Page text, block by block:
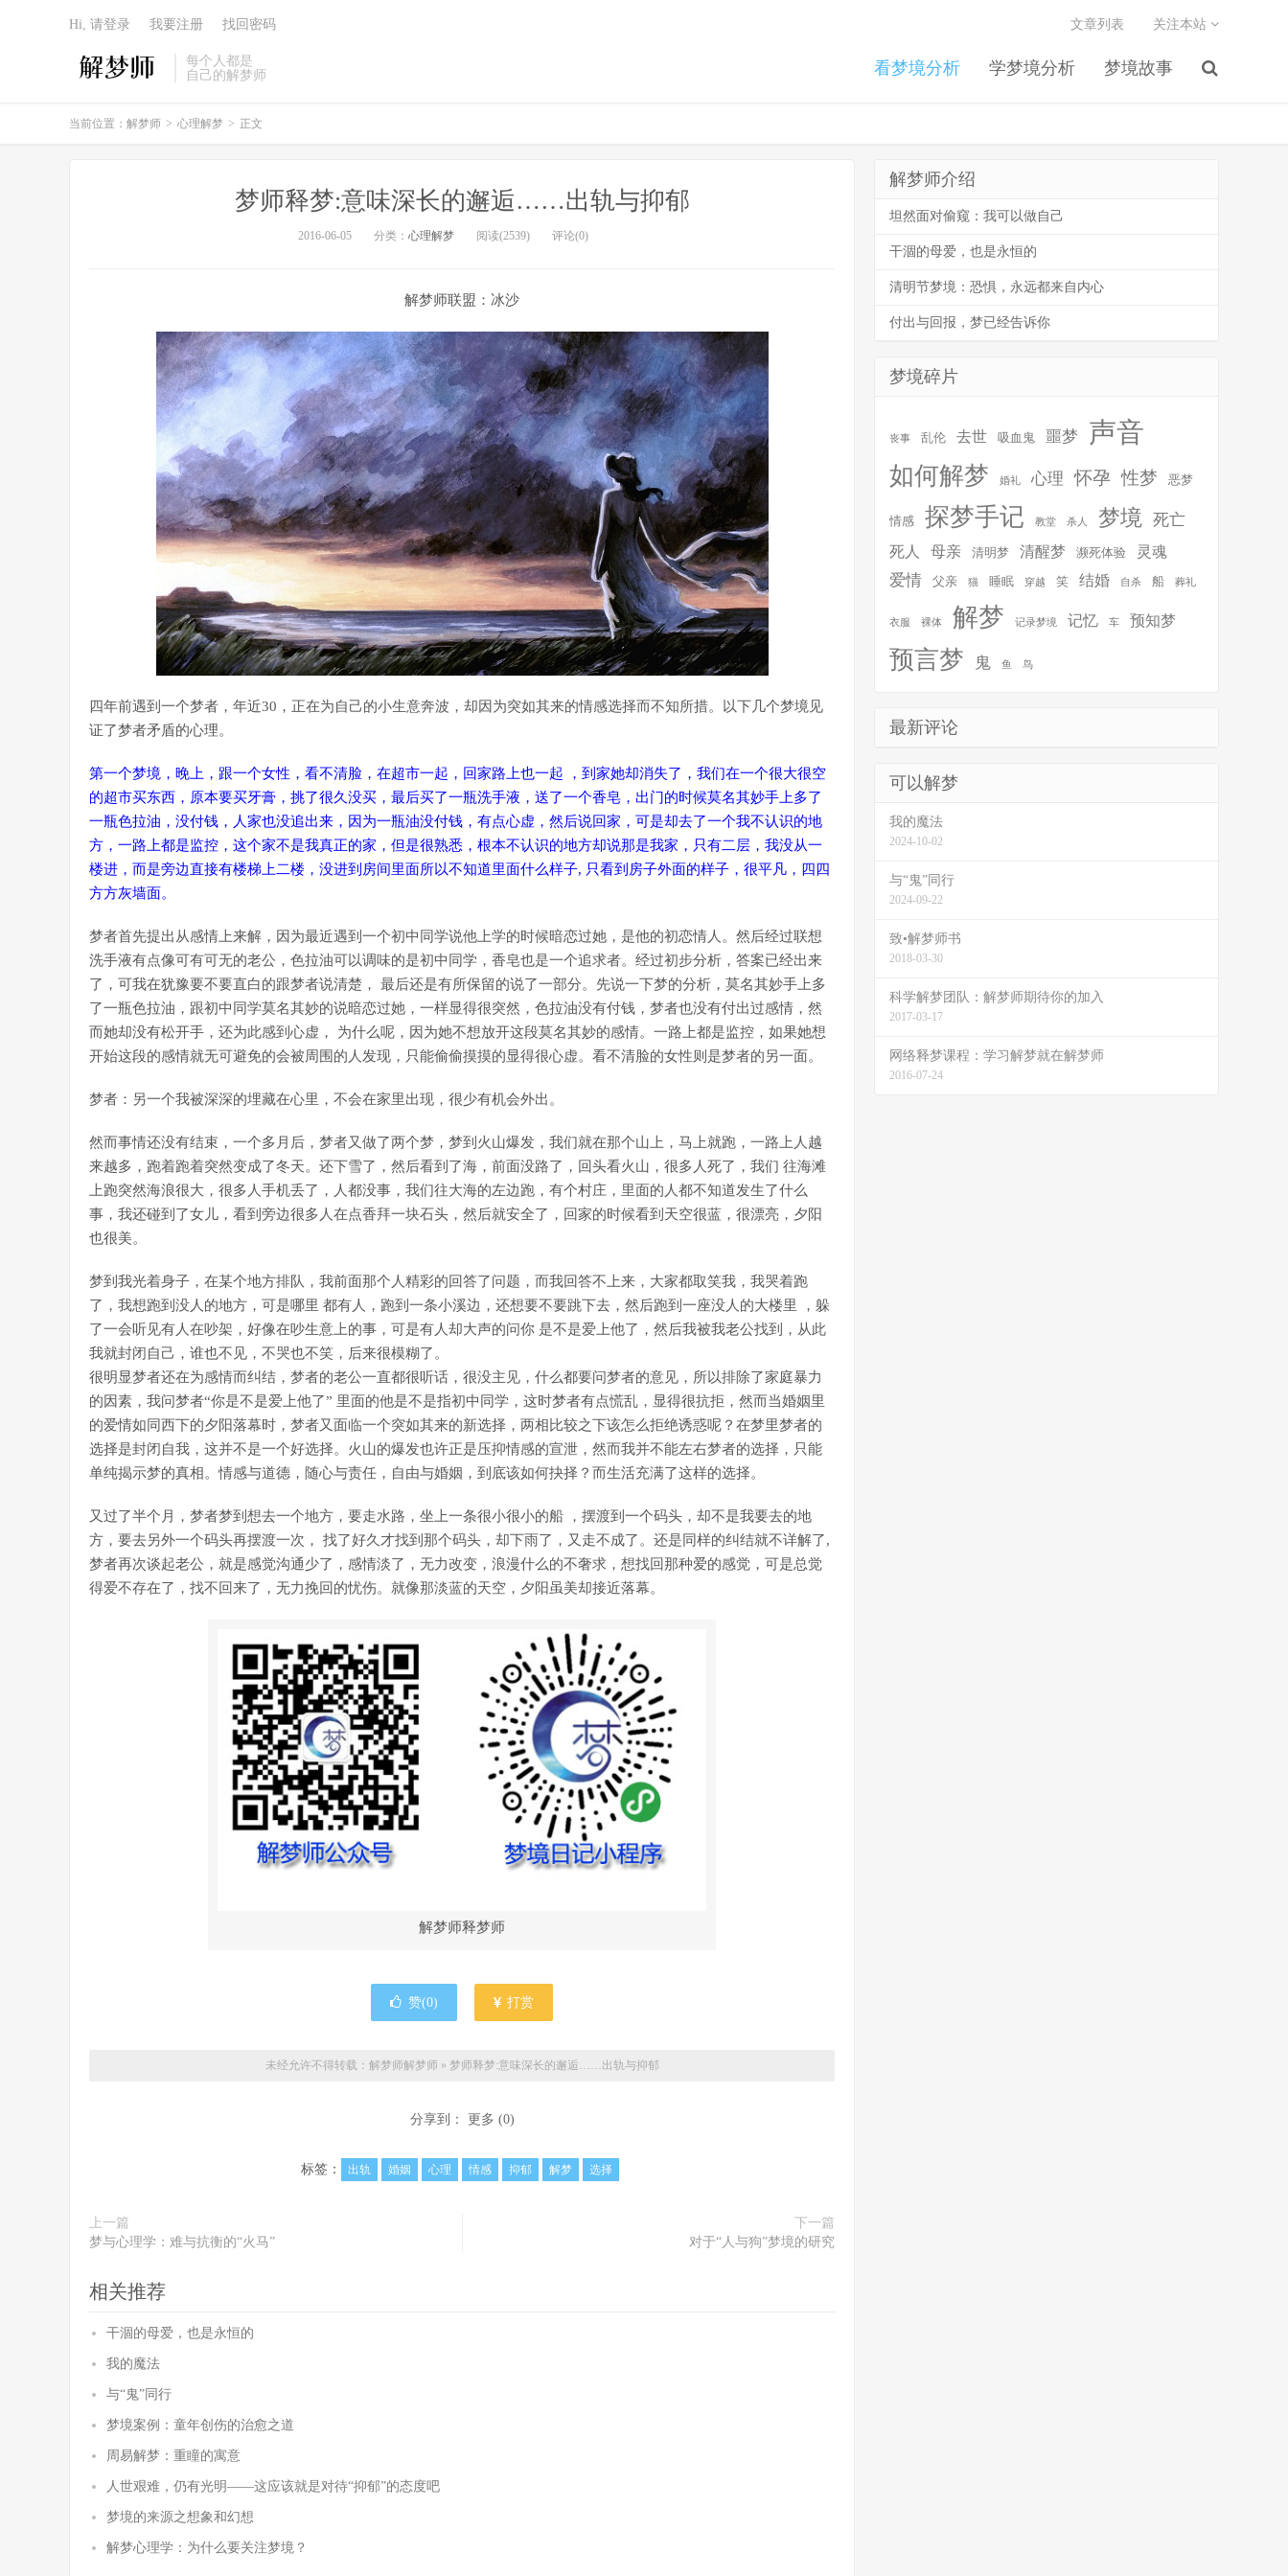
每个人都是
自己的解梦师
看梦境分析 学梦境分析 梦境故事
文章列表 关注本站
Hi, 请登录 我要注册 找回密码
当前位置： 解梦师 > 心理解梦 > 正文
梦师释梦:意味深长的邂逅……出轨与抑郁
2016-06-05 分类： 心理解梦 阅读(2539) 评论(0)
解梦师联盟：冰沙
四年前遇到一个梦者，年近30，正在为自己的小生意奔波，却因为突如其来的情感选择而不知所措。以下几个梦境见
证了梦者矛盾的心理。
第一个梦境，晚上，跟一个女性，看不清脸，在超市一起，回家路上也一起 ，到家她却消失了，我们在一个很大很空
的超市买东西，原本要买牙膏，挑了很久没买，最后买了一瓶洗手液，送了一个香皂，出门的时候莫名其妙手上多了
一瓶色拉油，没付钱，人家也没追出来，因为一瓶油没付钱，有点心虚，然后说回家，可是却去了一个我不认识的地
方，一路上都是监控，这个家不是我真正的家，但是很熟悉，根本不认识的地方却说那是我家，只有二层，我没从一
楼进，而是旁边直接有楼梯上二楼，没进到房间里面所以不知道里面什么样子, 只看到房子外面的样子，很平凡，四四
方方灰墙面。
梦者首先提出从感情上来解，因为最近遇到一个初中同学说他上学的时候暗恋过她，是他的初恋情人。然后经过联想
洗手液有点像可有可无的老公，色拉油可以调味的是初中同学，香皂也是一个追求者。经过初步分析，答案已经出来
了，可我在犹豫要不要直白的跟梦者说清楚， 最后还是有所保留的说了一部分。先说一下梦的分析，莫名其妙手上多
了一瓶色拉油，跟初中同学莫名其妙的说暗恋过她，一样显得很突然，色拉油没有付钱，梦者也没有付出过感情，然
而她却没有松开手，还为此感到心虚， 为什么呢，因为她不想放开这段莫名其妙的感情。一路上都是监控，如果她想
开始这段的感情就无可避免的会被周围的人发现，只能偷偷摸摸的显得很心虚。看不清脸的女性则是梦者的另一面。
梦者：另一个我被深深的埋藏在心里，不会在家里出现，很少有机会外出。
然而事情还没有结束，一个多月后，梦者又做了两个梦，梦到火山爆发，我们就在那个山上，马上就跑，一路上人越
来越多，跑着跑着突然变成了冬天。还下雪了，然后看到了海，前面没路了，回头看火山，很多人死了，我们 往海滩
上跑突然海浪很大，很多人手机丢了，人都没事，我们往大海的左边跑，有个村庄，里面的人都不知道发生了什么
事，我还碰到了女儿，看到旁边很多人在点香拜一块石头，然后就安全了，回家的时候看到天空很蓝，很漂亮，夕阳
也很美。
梦到我光着身子，在某个地方排队，我前面那个人精彩的回答了问题，而我回答不上来，大家都取笑我，我哭着跑
了，我想跑到没人的地方，可是哪里 都有人，跑到一条小溪边，还想要不要跳下去，然后跑到一座没人的大楼里 ，躲
了一会听见有人在吵架，好像在吵生意上的事，可是有人却大声的问你 是不是爱上他了，然后我被我老公找到，从此
我就封闭自己，谁也不见，不哭也不笑，后来很模糊了。
很明显梦者还在为感情而纠结，梦者的老公一直都很听话，很没主见，什么都要问梦者的意见，所以排除了家庭暴力
的因素，我问梦者“你是不是爱上他了” 里面的他是不是指初中同学，这时梦者有点慌乱，显得很抗拒，然而当婚姻里
的爱情如同西下的夕阳落幕时，梦者又面临一个突如其来的新选择，两相比较之下该怎么拒绝诱惑呢？在梦里梦者的
选择是封闭自我，这并不是一个好选择。火山的爆发也许正是压抑情感的宣泄，然而我并不能左右梦者的选择，只能
单纯揭示梦的真相。情感与道德，随心与责任，自由与婚姻，到底该如何抉择？而生活充满了这样的选择。
又过了半个月，梦者梦到想去一个地方，要走水路，坐上一条很小很小的船 ，摆渡到一个码头，却不是我要去的地
方，要去另外一个码头再摆渡一次， 找了好久才找到那个码头，却下雨了，又走不成了。还是同样的纠结就不详解了,
梦者再次谈起老公，就是感觉沟通少了，感情淡了，无力改变，浪漫什么的不奢求，想找回那种爱的感觉，可是总觉
得爱不存在了，找不回来了，无力挽回的忧伤。就像那淡蓝的天空，夕阳虽美却接近落幕。
解梦师释梦师
赞(0) 打赏
未经允许不得转载：解梦师解梦师 » 梦师释梦:意味深长的邂逅……出轨与抑郁
分享到： 更多 (0)
标签： 出轨 婚姻 心理 情感 抑郁 解梦 选择
上一篇
梦与心理学：难与抗衡的“火马”
下一篇
对于“人与狗”梦境的研究
相关推荐
干涸的母爱，也是永恒的
我的魔法
与“鬼”同行
梦境案例：童年创伤的治愈之道
周易解梦：重瞳的寓意
人世艰难，仍有光明——这应该就是对待“抑郁”的态度吧
梦境的来源之想象和幻想
解梦心理学：为什么要关注梦境？
解梦师介绍
坦然面对偷窥：我可以做自己
干涸的母爱，也是永恒的
清明节梦境：恐惧，永远都来自内心
付出与回报，梦已经告诉你
梦境碎片
丧事 乱伦 去世 吸血鬼 噩梦 声音
如何解梦 婚礼 心理 怀孕 性梦 恶梦
情感 探梦手记 教堂 杀人 梦境 死亡
死人 母亲 清明梦 清醒梦 濒死体验 灵魂
爱情 父亲 猫 睡眠 穿越 笑 结婚 自杀 船 葬礼
衣服 裸体 解梦 记录梦境 记忆 车 预知梦
预言梦 鬼 鱼 鸟
最新评论
可以解梦
我的魔法
2024-10-02
与“鬼”同行
2024-09-22
致•解梦师书
2018-03-30
科学解梦团队：解梦师期待你的加入
2017-03-17
网络释梦课程：学习解梦就在解梦师
2016-07-24